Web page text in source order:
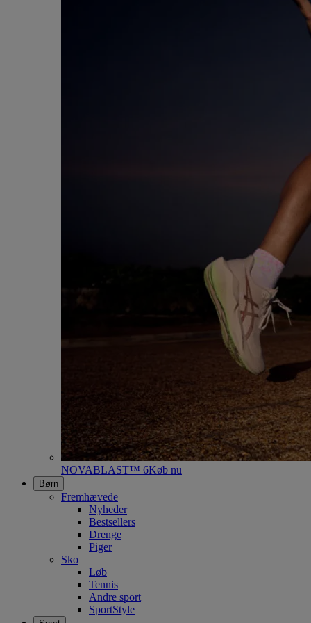
NOVABLAST™ 6Køb nu
Børn
Fremhævede
Nyheder
Bestsellers
Drenge
Piger
Sko
Løb
Tennis
Andre sport
SportStyle